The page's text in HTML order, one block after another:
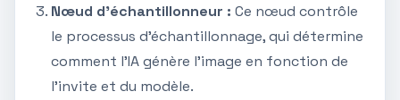
Nœud d'échantillonneur : Ce nœud contrôle
le processus d'échantillonnage, qui détermine
comment l'IA génère l'image en fonction de
l'invite et du modèle.